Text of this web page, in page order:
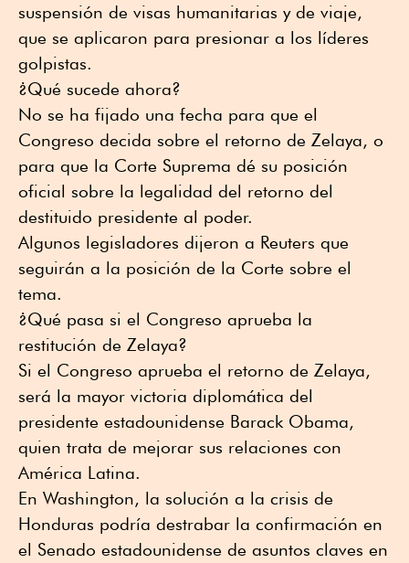
suspensión de visas humanitarias y de viaje,
que se aplicaron para presionar a los líderes
golpistas.
¿Qué sucede ahora?
No se ha fijado una fecha para que el
Congreso decida sobre el retorno de Zelaya, o
para que la Corte Suprema dé su posición
oficial sobre la legalidad del retorno del
destituido presidente al poder.
Algunos legisladores dijeron a Reuters que
seguirán a la posición de la Corte sobre el
tema.
¿Qué pasa si el Congreso aprueba la
restitución de Zelaya?
Si el Congreso aprueba el retorno de Zelaya,
será la mayor victoria diplomática del
presidente estadounidense Barack Obama,
quien trata de mejorar sus relaciones con
América Latina.
En Washington, la solución a la crisis de
Honduras podría destrabar la confirmación en
el Senado estadounidense de asuntos claves en